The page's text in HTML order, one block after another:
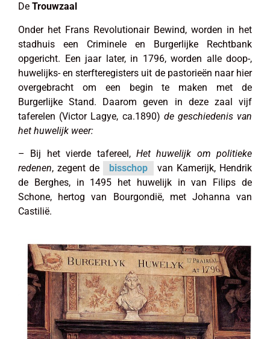
De Trouwzaal
Onder het Frans Revolutionair Bewind, worden in het
stadhuis een Criminele en Burgerlijke Rechtbank
opgericht. Een jaar later, in 1796, worden alle doop-,
huwelijks- en sterfteregisters uit de pastorieën naar hier
overgebracht om een begin te maken met de
Burgerlijke Stand. Daarom geven in deze zaal vijf
taferelen (Victor Lagye, ca.1890) de geschiedenis van
het huwelijk weer:
– Bij het vierde tafereel, Het huwelijk om politieke
redenen, zegent de bisschop
van Kamerijk, Hendrik
de Berghes, in 1495 het huwelijk in van Filips de
Schone, hertog van Bourgondië, met Johanna van
Castilië.